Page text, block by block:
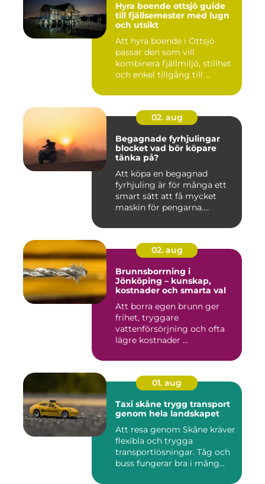
Hyra boende ottsjö guide
till fjällsemester med lugn
och utsikt
Att hyra boende i Ottsjö
passar den som vill
kombinera fjällmiljö, stillhet
och enkel tillgång till ...
02. aug
Begagnade fyrhjulingar
blocket vad bör köpare
tänka på?
Att köpa en begagnad
fyrhjuling är för många ett
smart sätt att få mycket
maskin för pengarna.
02. aug
Brunnsborrning i
Jönköping – kunskap,
kostnader och smarta val
Att borra egen brunn ger
frihet, tryggare
vattenförsörjning och ofta
lägre kostnader ...
01. aug
Taxi skåne trygg transport
genom hela landskapet
Att resa genom Skåne kräver
flexibla och trygga
transportlösningar. Tåg och
buss fungerar bra i mång...